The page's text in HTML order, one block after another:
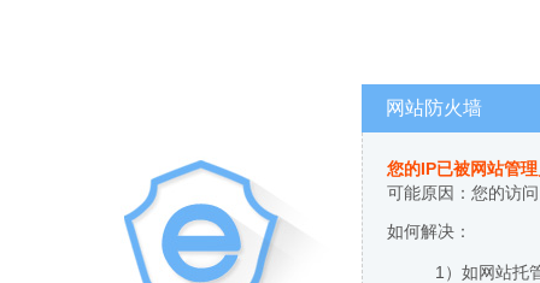
网站防火墙
您的IP已被网站管
可能原因：您的访
如何解决：
1）如网站托